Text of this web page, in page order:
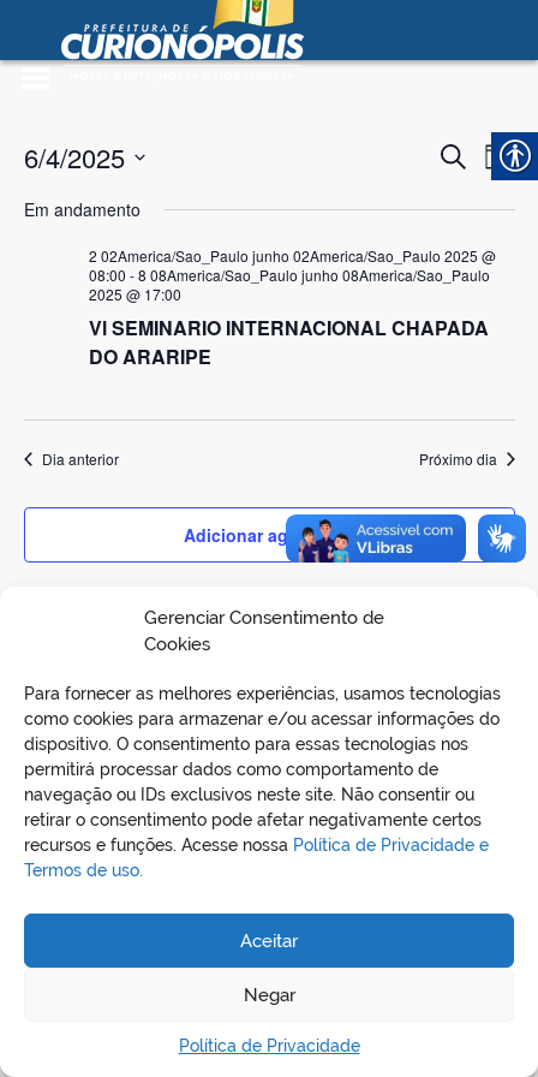
Gerenciar Consentimento de
Cookies
Para fornecer as melhores experiências, usamos tecnologias
como cookies para armazenar e/ou acessar informações do
dispositivo. O consentimento para essas tecnologias nos
permitirá processar dados como comportamento de
navegação ou IDs exclusivos neste site. Não consentir ou
retirar o consentimento pode afetar negativamente certos
recursos e funções. Acesse nossa Política de Privacidade e
Termos de uso.
Aceitar
Negar
Política de Privacidade
Ir para o conteúdo
Prefeitura Municipal de
Curionópolis
e
de
Procurar
eventos
Dia
6/4/2025
a
Em andamento
2 02America/Sao_Paulo junho 02America/Sao_Paulo 2025 @
08:00 -8 08America/Sao_Paulo junho 08America/Sao_Paulo
2025 @ 17:00
Vl SEMINARIO INTERNACIONAL CHAPADA
DO ARARIPE
Dia anterior Próximo dia
Adicionar agenda
REDES SOCIAIS